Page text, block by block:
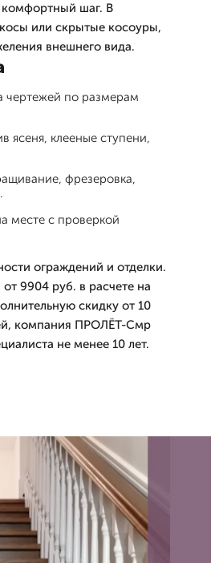
комфортный шаг. В
или скрытые косоуры,
внешнего вида.
чертежей по размерам
клееные ступени,
фрезеровка,
месте с проверкой
ограждений и отделки.
9904 руб. в расчете на
скидку от 10
компания ПРОЛЁТ-Смр
не менее 10 лет.